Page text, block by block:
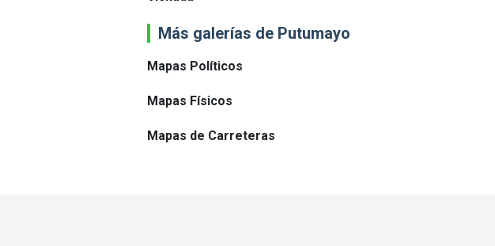
Más galerías de Putumayo
Mapas Políticos
Mapas Físicos
Mapas de Carreteras